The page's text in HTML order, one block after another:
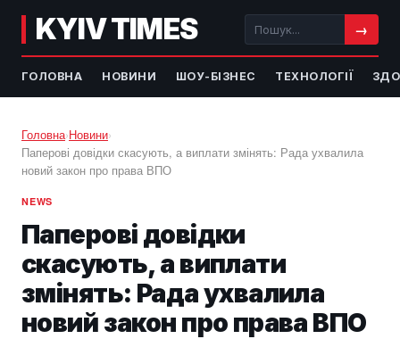
KYIV TIMES →
ГОЛОВНА НОВИНИ ШОУ-БІЗНЕС ТЕХНОЛОГІЇ
Головна›Новини›
Паперові довідки скасують, а виплати змінять: Рада ухвалила
новий закон про права ВПО
NEWS
Паперові довідки
скасують, а виплати
змінять: Рада ухвалила
новий закон про права ВПО